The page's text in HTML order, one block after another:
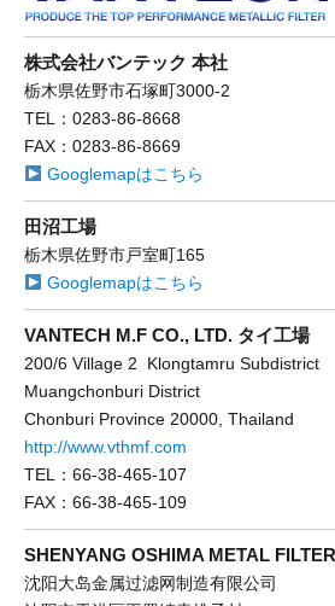
株式会社バンテック 本社
栃木県佐野市石塚町3000-2
TEL：0283-86-8668
FAX：0283-86-8669
Googlemapはこちら
田沼工場
栃木県佐野市戸室町165
Googlemapはこちら
VANTECH M.F CO., LTD. タイ工場
200/6 Village 2 Klongtamru Subdistrict
Muangchonburi District
Chonburi Province 20000, Thailand
http://www.vthmf.com
TEL：66-38-465-107
FAX：66-38-465-109
SHENYANG OSHIMA METAL
沈阳大岛金属过滤网制造有限公司